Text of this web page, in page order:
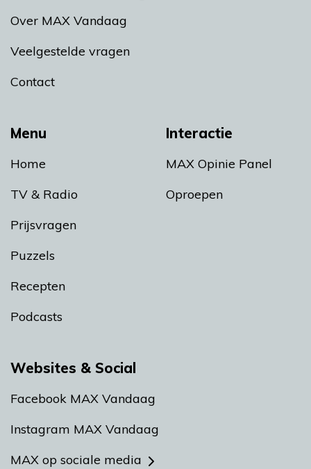
Menu
Home
TV & Radio
Prijsvragen
Puzzels
Recepten
Podcasts
Interactie
MAX Opinie Panel
Oproepen
Over MAX Vandaag
Veelgestelde vragen
Contact
Websites & Social
Facebook MAX Vandaag
Instagram MAX Vandaag
MAX op sociale media